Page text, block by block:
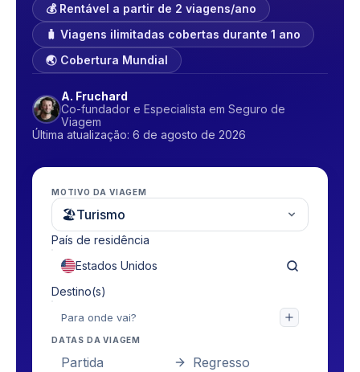
💰 Rentável a partir de 2 viagens/ano
🧳 Viagens ilimitadas cobertas durante 1 ano
🌏 Cobertura Mundial
A. Fruchard
Co-fundador e Especialista em Seguro de
Viagem
Última atualização: 6 de agosto de 2026
MOTIVO DA VIAGEM
🏖Turismo
País de residência
Destino(s)
DATAS DA VIAGEM
Partida Regresso